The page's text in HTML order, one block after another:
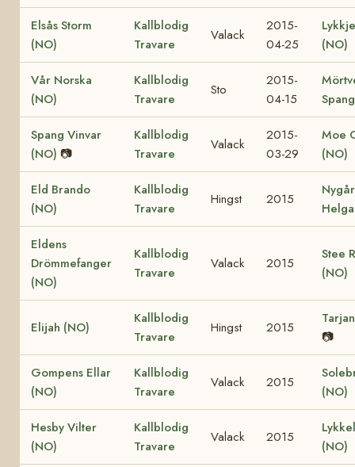
Elsås Storm
(NO)
Kallblodig
Travare
Valack
2015-
04-25
(NO)
Vår Norska
(NO)
Kallblodig
Travare
Sto
2015-
04-15
Spang Vinvar
(NO) 📷
Kallblodig
Travare
Valack
2015-
03-29
Moe
(NO)
Eld Brando
(NO)
Kallblodig
Travare
Hingst 2015
Eldens
Drömmefanger
(NO)
Kallblodig
Travare
Valack 2015
Stee
(NO)
Elijah (NO)
Kallblodig
Travare
Hingst 2015
📷
Gompens Ellar
(NO)
Kallblodig
Travare
Valack 2015
(NO)
Hesby Vilter
(NO)
Kallblodig
Travare
Valack 2015
(NO)